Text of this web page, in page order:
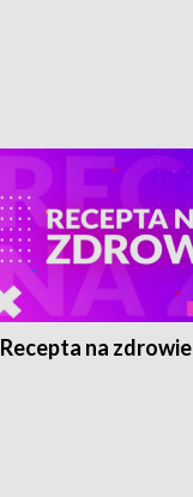
Recepta na zdrowie